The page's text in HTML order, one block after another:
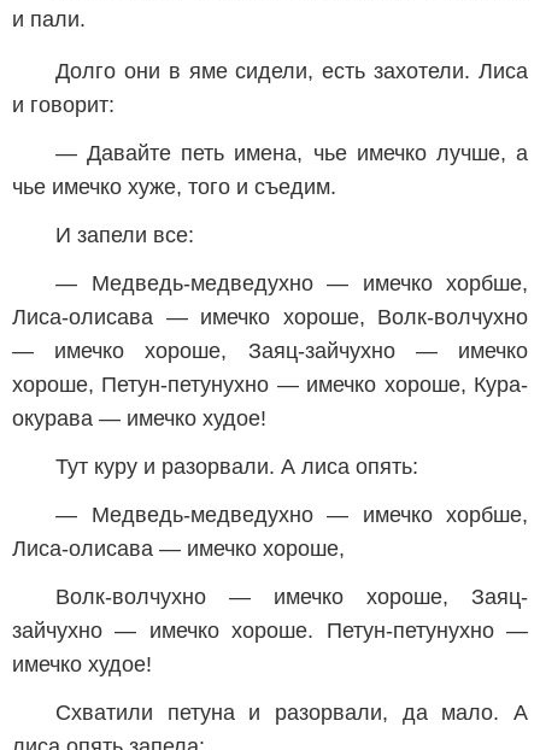
и пали.
Долго они в яме сидели, есть захотели. Лиса
и говорит:
— Давайте петь имена, чье имечко лучше, а
чье имечко хуже, того и съедим.
И запели все:
— Медведь-медведухно — имечко хорбше,
Лиса-олисава — имечко хороше, Волк-волчухно
— имечко хороше, Заяц-зайчухно — имечко
хороше, Петун-петунухно — имечко хороше, Кура-
окурава — имечко худое!
Тут куру и разорвали. А лиса опять:
— Медведь-медведухно — имечко хорбше,
Лиса-олисава — имечко хороше,
Волк-волчухно — имечко хороше, Заяц-
зайчухно — имечко хороше. Петун-петунухно —
имечко худое!
Схватили петуна и разорвали, да мало. А